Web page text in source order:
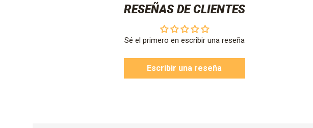
RESEÑAS DE CLIENTES
Sé el primero en escribir una reseña
Escribir una reseña